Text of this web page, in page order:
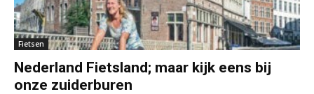
Fietsen
Nederland Fietsland; maar kijk eens bij
onze zuiderburen